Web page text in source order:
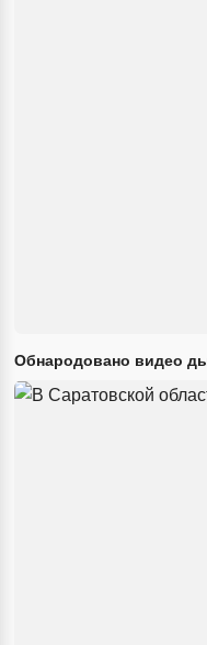
Обнародовано видео